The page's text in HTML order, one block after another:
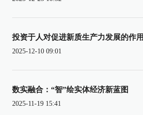
投资于人对促进新质生产力发展的作用
2025-12-10 09:01
数实融合：“智”绘实体经济新蓝图
2025-11-19 15:41